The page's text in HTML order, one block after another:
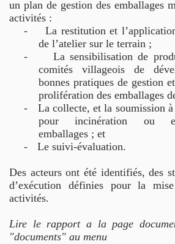
un plan de gestion des emballages
activités :
-
La restitution et
de l’atelier sur le terrain ;
-
La sensibilisation de
comités villageois de
bonnes pratiques de gestion
prolifération des emballages
-
La collecte, et la soumission à
pour incinération ou
emballages ; et
-
Le suivi-évaluation.
Des acteurs ont été identifiés, des
d’exécution définies pour la
activités.
Lire le rapport a la page
"documents" au menu